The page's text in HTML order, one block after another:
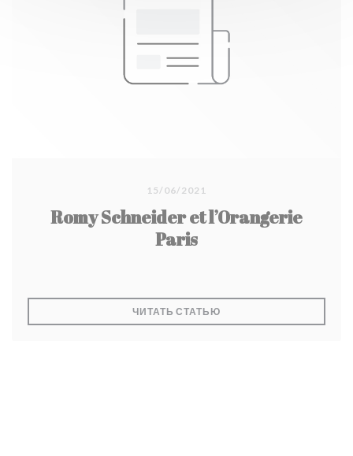
15/06/2021
Romy Schneider et l’Orangerie
Paris
ЧИТАТЬ СТАТЬЮ((ОТКРЫВАЕТСЯ В